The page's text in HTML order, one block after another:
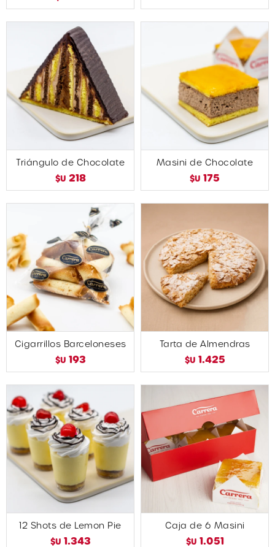
Triángulo de Chocolate
$U 218
Masini de Chocolate
$U 175
Cigarrillos Barceloneses
$U 193
Tarta de Almendras
$U 1.425
12 Shots de Lemon Pie
$U 1.343
Caja de 6 Masini
$U 1.051